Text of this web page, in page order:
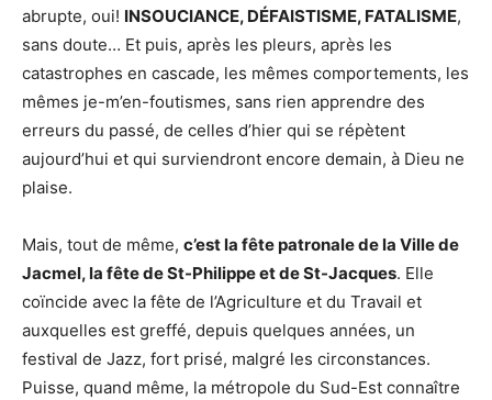
abrupte, oui! INSOUCIANCE, DÉFAISTISME, FATALISME,
sans doute… Et puis, après les pleurs, après les
catastrophes en cascade, les mêmes comportements, les
mêmes je-m’en-foutismes, sans rien apprendre des
erreurs du passé, de celles d’hier qui se répètent
aujourd’hui et qui surviendront encore demain, à Dieu ne
plaise.
Mais, tout de même, c’est la fête patronale de la Ville de
Jacmel, la fête de St-Philippe et de St-Jacques. Elle
coïncide avec la fête de l’Agriculture et du Travail et
auxquelles est greffé, depuis quelques années, un
festival de Jazz, fort prisé, malgré les circonstances.
Puisse, quand même, la métropole du Sud-Est connaître